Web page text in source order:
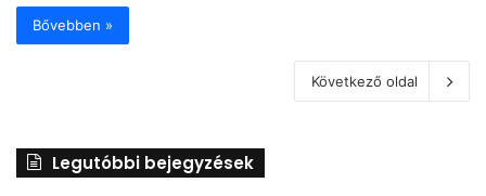
Bővebben »
Következő oldal
Legutóbbi bejegyzések